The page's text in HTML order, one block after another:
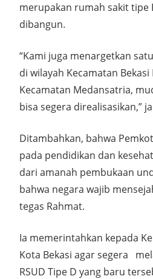
merupakan rumah sakit tipe
dibangun.
“Kami juga menargetkan
di wilayah Kecamatan
Kecamatan Medansatria,
bisa segera direalisasikan,”
Ditambahkan, bahwa
pada pendidikan dan
dari amanah pembukaan
bahwa negara wajib
tegas Rahmat.
Ia memerintahkan kepada
Kota Bekasi agar segera
RSUD Tipe D yang baru